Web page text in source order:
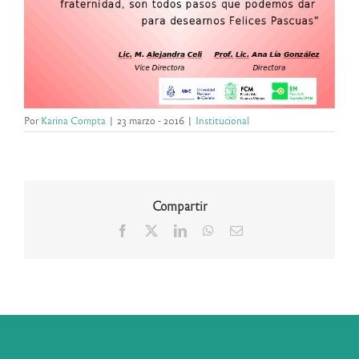
PorKarina Compta | 23 marzo - 2016 | Institucional
Compartir
Facebook LinkedInWhatsApp
Correo